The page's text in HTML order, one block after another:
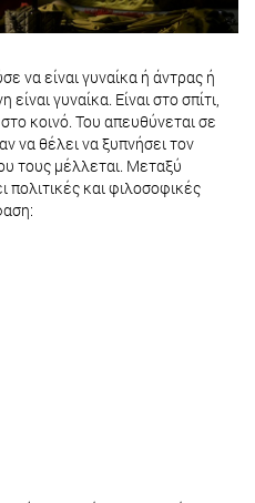
να είναι γυναίκα ή άντρας ή
γυναίκα. Είναι στο σπίτι,
κοινό. Του απευθύνεται σε
να θέλει να ξυπνήσει τον
τους μέλλεται. Μεταξύ
και φιλοσοφικές